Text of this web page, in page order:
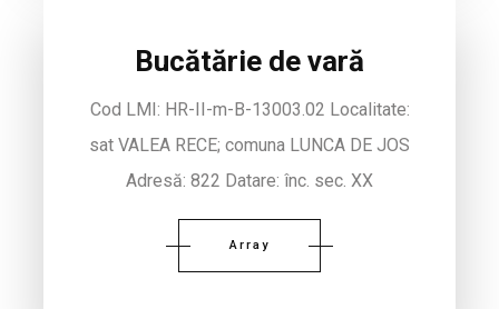
Bucătărie de vară
Cod LMI: HR-II-m-B-13003.02 Localitate:
sat VALEA RECE; comuna LUNCA DE JOS
Adresă: 822 Datare: înc. sec. XX
Array